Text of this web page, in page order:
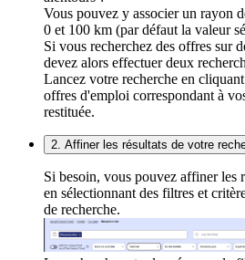
Vous pouvez y associer un rayon
0 et 100 km (par défaut la valeur
Si vous recherchez des offres sur
devez alors effectuer deux
Lancez votre recherche en
offres d'emploi correspondant à
restituée.
2. Affiner les résultats de votre
Si besoin, vous pouvez affiner les
en sélectionnant des filtres et
de recherche.